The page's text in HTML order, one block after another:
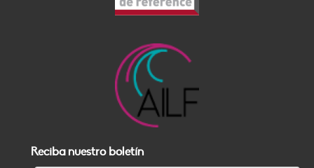
Reciba nuestro boletín